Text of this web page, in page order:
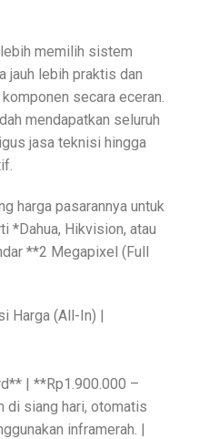
memilih sistem
jauh lebih praktis dan
secara eceran.
mendapatkan seluruh
jasa teknisi hingga
harga pasarannya untuk
*Dahua, Hikvision, atau
**2 Megapixel (Full
Harga (All-In) |
| **Rp1.900.000 –
di siang hari, otomatis
inframerah. |